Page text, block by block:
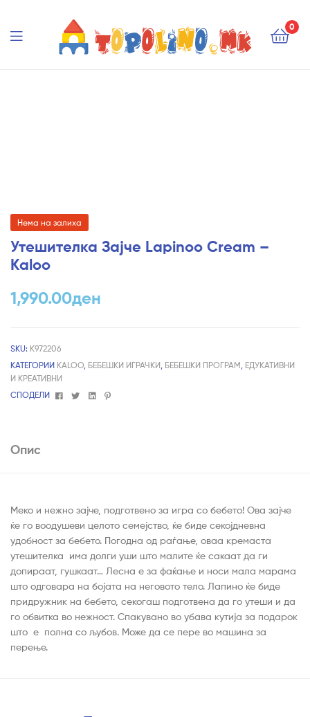
0
Нема на залиха
Утешителка Зајче Lapinoo Cream –
Kaloo
1,990.00ден
SKU: K972206
КАТЕГОРИИ KALOO БЕБЕШКИ ИГРАЧКИ БЕБЕШКИ ПРОГРАМ ЕДУКАТИВНИ
И КРЕАТИВНИ
СПОДЕЛИ
FacebookTwitterLinkedin
Pinterest
Опис
Меко и нежно зајче, подготвено за игра со бебето! Ова зајче
ќе го воодушеви целото семејство, ќе биде секојдневна
удобност за бебето. Погодна од раѓање, оваа кремаста
утешителка има долги уши што малите ќе сакаат да ги
допираат, гушкаат… Лесна е за фаќање и носи мала марама
што одговара на бојата на неговото тело. Лапино ќе биде
придружник на бебето, секогаш подготвена да го утеши и да
го обвитка во нежност. Спакувано во убава кутија за подарок
што е полна со љубов. Може да се пере во машина за
перење.